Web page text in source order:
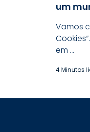
um
Vamos
em ...
4 Minutos